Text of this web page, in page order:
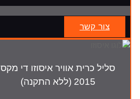
צור קשר
סליל כרית אוויר איסוזו די מקס
2015 (ללא התקנה)